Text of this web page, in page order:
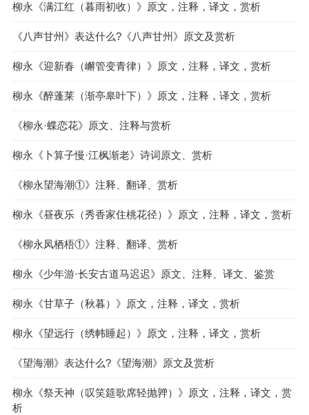
柳永《满江红（暮雨初收）》原文，注释，译文，赏析
《八声甘州》表达什么?《八声甘州》原文及赏析
柳永《迎新春（嶰管变青律）》原文，注释，译文，赏析
柳永《醉蓬莱（渐亭皋叶下）》原文，注释，译文，赏析
《柳永·蝶恋花》原文、注释与赏析
柳永《卜算子慢·江枫渐老》诗词原文、赏析
《柳永望海潮①》注释、翻译、赏析
柳永《昼夜乐（秀香家住桃花径）》原文，注释，译文，赏析
《柳永凤栖梧①》注释、翻译、赏析
柳永《少年游·长安古道马迟迟》原文、注释、译文、鉴赏
柳永《甘草子（秋暮）》原文，注释，译文，赏析
柳永《望远行（绣帏睡起）》原文，注释，译文，赏析
《望海潮》表达什么?《望海潮》原文及赏析
柳永《祭天神（叹笑筵歌席轻抛亸）》原文，注释，译文，赏
析